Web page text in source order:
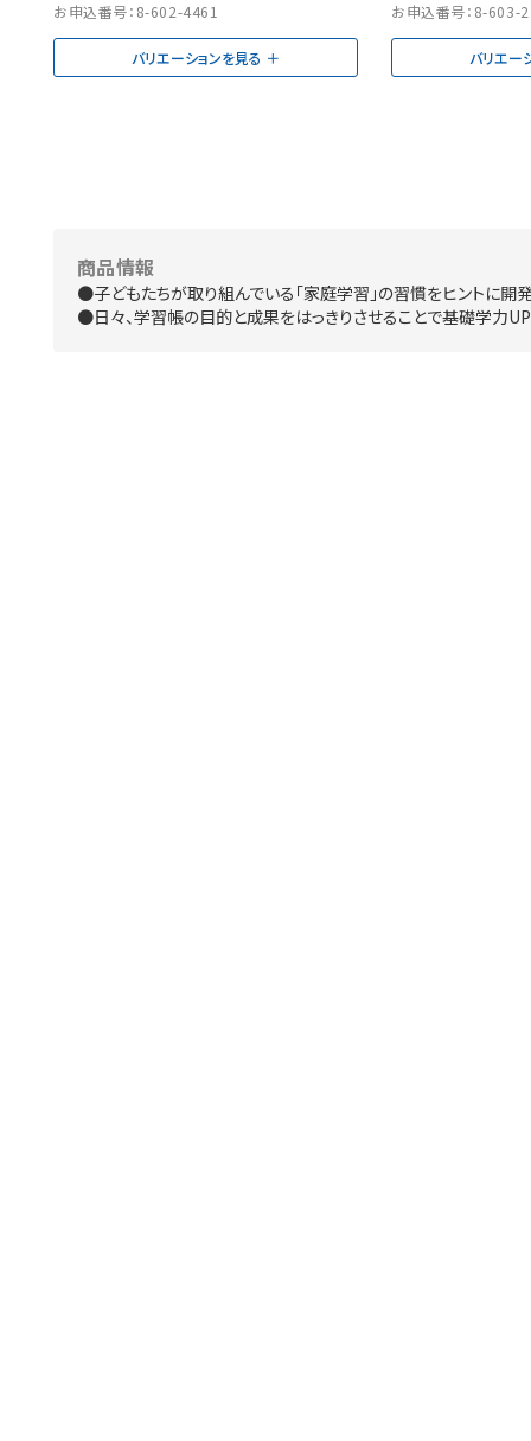
お申込番号：8-602-4461
バリエーションを見る
お申込番号：8-603-
バリエー
商品情報
●子どもたちが取り組んでいる「家庭学習」の習慣をヒントに開発
●日々、学習帳の目的と成果をはっきりさせることで基礎学力UP